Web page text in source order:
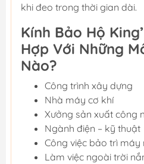
khi đeo trong thời gian dài.
Kính Bảo Hộ
Hợp Với Những
Nào?
Công trình xây dựng
Nhà máy cơ khí
Xưởng sản xuất công
Ngành điện – kỹ thuật
Công việc bảo trì máy
Làm việc ngoài trời